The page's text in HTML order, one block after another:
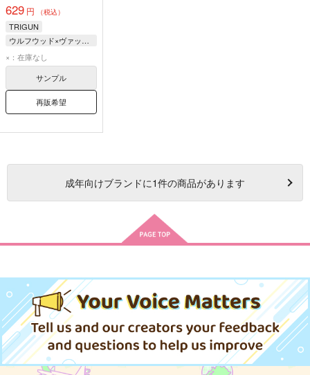
629 円 （税込）
TRIGUN
ウルフウッド×ヴァッシュ
ヴァッシュ
ウルフウッド
×：在庫なし
サンプル
再販希望
成年向けブランドに1件の商品があります